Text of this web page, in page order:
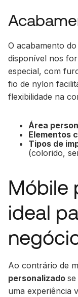
O acabamento
disponível nos
especial, com
fio de nylon
flexibilidade na
Área
Elementos
Tipos de
(colorido,
Móbile
ideal
Ao contrário de
personalizado
uma experiência